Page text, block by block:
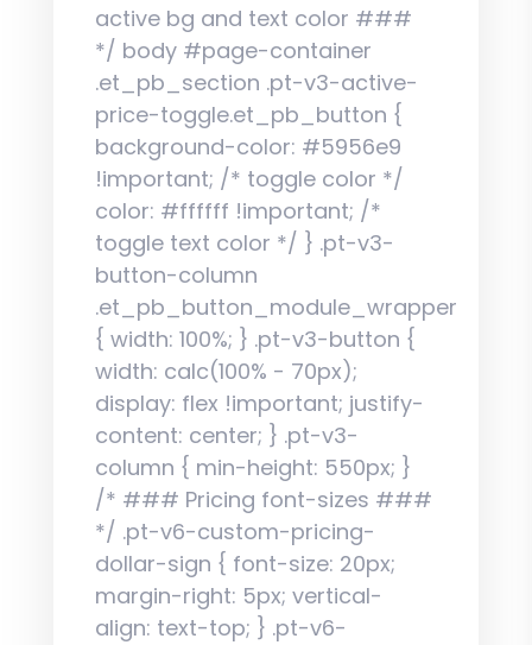
active bg and text color ###
*/ body #page-container
.et_pb_section .pt-v3-active-
price-toggle.et_pb_button {
background-color: #5956e9
!important; /* toggle color */
color: #ffffff !important; /*
toggle text color */ } .pt-v3-
button-column
.et_pb_button_module_wrapper
{ width: 100%; } .pt-v3-button {
width: calc(100% - 70px);
display: flex !important; justify-
content: center; } .pt-v3-
column { min-height: 550px; }
/* ### Pricing font-sizes ###
*/ .pt-v6-custom-pricing-
dollar-sign { font-size: 20px;
margin-right: 5px; vertical-
align: text-top; } .pt-v6-